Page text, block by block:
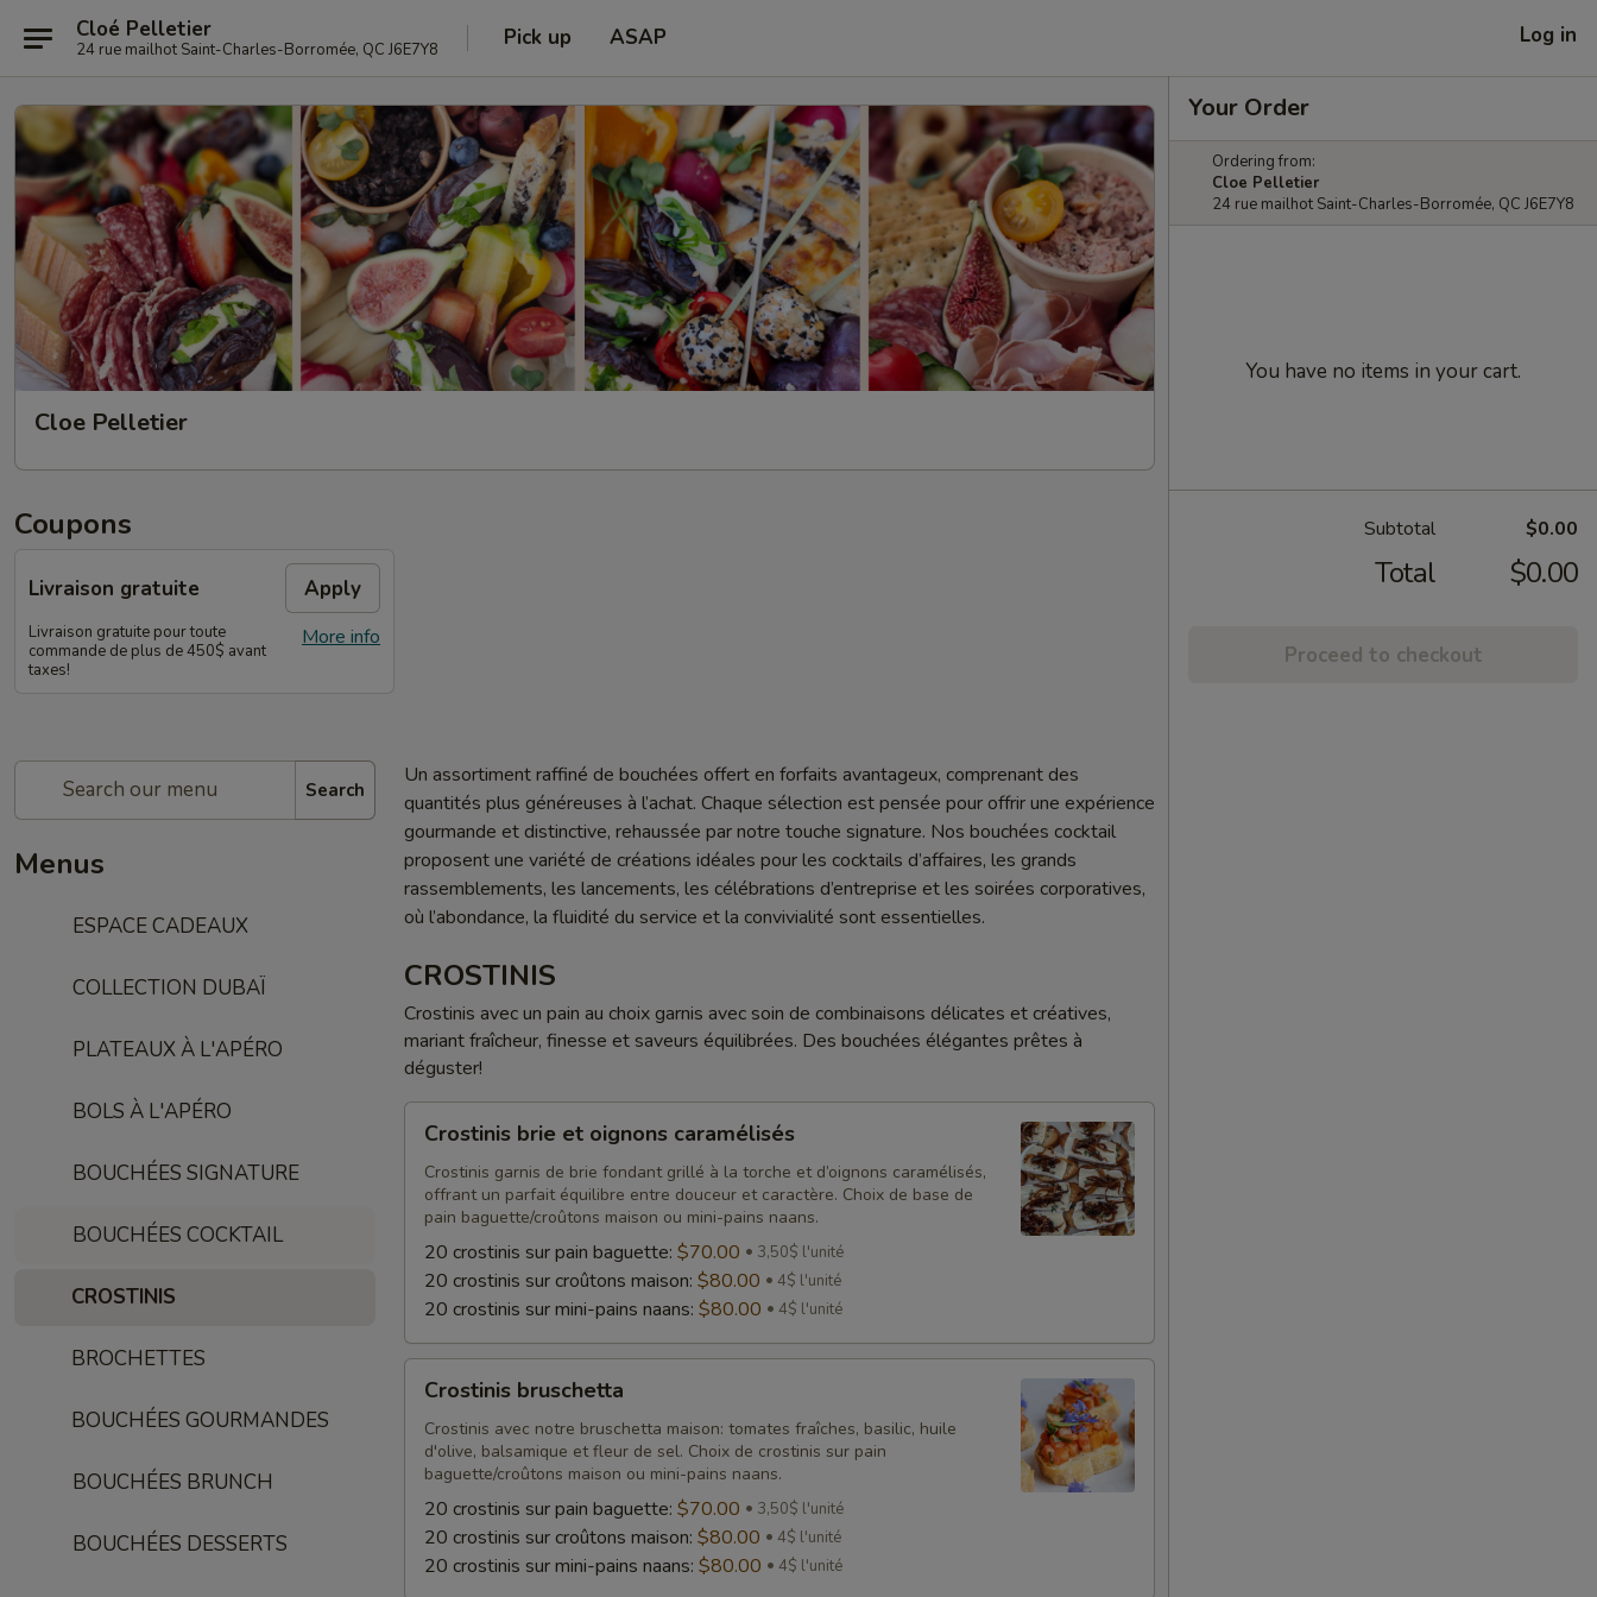
Cloé Pelletier
24 rue mailhot Saint-Charles-Borromée, QC J6E7Y8 Pick up ASAP Log in
Cloe Pelletier
Coupons
Livraison gratuite Apply
More info
Livraison gratuite pour toute
commande de plus de 450$ avant
taxes!
Search
Menus
ESPACE CADEAUX
COLLECTION DUBAÏ
PLATEAUX À L'APÉRO
BOLS À L'APÉRO
BOUCHÉES SIGNATURE
BOUCHÉES COCKTAIL
CROSTINIS
BROCHETTES
BOUCHÉES GOURMANDES
BOUCHÉES BRUNCH
BOUCHÉES DESSERTS
Un assortiment raffiné de bouchées offert en forfaits avantageux, comprenant des
quantités plus généreuses à l’achat. Chaque sélection est pensée pour offrir une expérience
gourmande et distinctive, rehaussée par notre touche signature. Nos bouchées cocktail
proposent une variété de créations idéales pour les cocktails d’affaires, les grands
rassemblements, les lancements, les célébrations d’entreprise et les soirées corporatives,
où l’abondance, la fluidité du service et la convivialité sont essentielles.
CROSTINIS
Crostinis avec un pain au choix garnis avec soin de combinaisons délicates et créatives,
mariant fraîcheur, finesse et saveurs équilibrées. Des bouchées élégantes prêtes à
déguster!
brie
oignons
caramélisés
Crostinis brie et oignons caramélisés
Crostinis garnis de brie fondant grillé à la torche et d’oignons caramélisés,
offrant un parfait équilibre entre douceur et caractère. Choix de base de
pain baguette/croûtons maison ou mini-pains naans.
20 crostinis sur pain baguette: $70.00 3,50$ l'unité
20 crostinis sur croûtons maison: $80.00 4$ l'unité
20 crostinis sur mini-pains naans: $80.00 4$ l'unité
bruschetta
Crostinis bruschetta
Crostinis avec notre bruschetta maison: tomates fraîches, basilic, huile
d'olive, balsamique et fleur de sel. Choix de crostinis sur pain
baguette/croûtons maison ou mini-pains naans.
20 crostinis sur pain baguette: $70.00 3,50$ l'unité
20 crostinis sur croûtons maison: $80.00 4$ l'unité
20 crostinis sur mini-pains naans: $80.00 4$ l'unité
Your Order
Ordering from:
Cloe Pelletier
24 rue mailhot Saint-Charles-Borromée, QC J6E7Y8
You have no items in your cart.
Subtotal $0.00
Total $0.00
Proceed to checkout